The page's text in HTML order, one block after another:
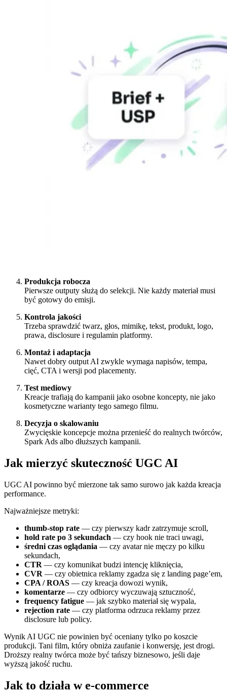
Produkcja robocza
Pierwsze outputy służą do selekcji. Nie każdy materiał musi
być gotowy do emisji.
Kontrola jakości
Trzeba sprawdzić twarz, głos, mimikę, tekst, produkt, logo,
prawa, disclosure i regulamin platformy.
Montaż i adaptacja
Nawet dobry output AI zwykle wymaga napisów, tempa,
cięć, CTA i wersji pod placementy.
Test mediowy
Kreacje trafiają do kampanii jako osobne koncepty, nie jako
kosmetyczne warianty tego samego filmu.
Decyzja o skalowaniu
Zwycięskie koncepcje można przenieść do realnych twórców,
Spark Ads albo dłuższych kampanii.
Jak mierzyć skuteczność UGC AI
UGC AI powinno być mierzone tak samo surowo jak każda kreacja
performance.
Najważniejsze metryki:
thumb-stop rate — czy pierwszy kadr zatrzymuje scroll,
hold rate po 3 sekundach — czy hook nie traci uwagi,
średni czas oglądania — czy avatar nie męczy po kilku
sekundach,
CTR — czy komunikat budzi intencję kliknięcia,
CVR — czy obietnica reklamy zgadza się z landing page’em,
CPA / ROAS — czy kreacja dowozi wynik,
komentarze — czy odbiorcy wyczuwają sztuczność,
frequency fatigue — jak szybko materiał się wypala,
rejection rate — czy platforma odrzuca reklamy przez
disclosure lub policy.
Wynik AI UGC nie powinien być oceniany tylko po koszcie
produkcji. Tani film, który obniża zaufanie i konwersję, jest drogi.
Droższy realny twórca może być tańszy biznesowo, jeśli daje
wyższą jakość ruchu.
Jak to działa w e-commerce